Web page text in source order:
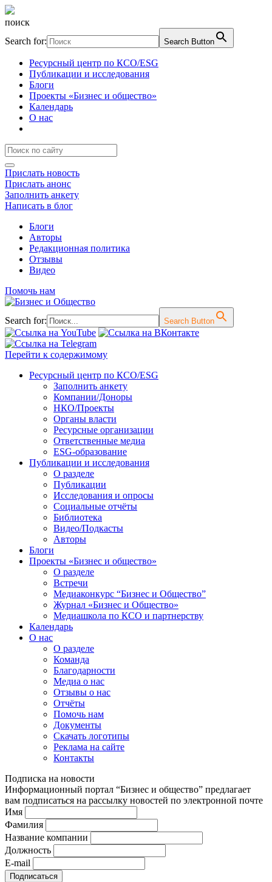
поиск
Search for:
Search Button
Ресурсный центр по КСО/ESG
Публикации и исследования
Блоги
Проекты «Бизнес и общество»
Календарь
О нас
Прислать новость
Прислать анонс
Заполнить анкету
Написать в блог
Блоги
Авторы
Редакционная политика
Отзывы
Видео
Помочь нам
Search for: Search Button
Перейти к содержимому
Ресурсный центр по КСО/ESG
Заполнить анкету
Компании/Доноры
НКО/Проекты
Органы власти
Ресурсные организации
Ответственные медиа
ESG-образование
Публикации и исследования
О разделе
Публикации
Исследования и опросы
Социальные отчёты
Библиотека
Видео/Подкасты
Авторы
Блоги
Проекты «Бизнес и общество»
О разделе
Встречи
Медиаконкурс “Бизнес и Общество”
Журнал «Бизнес и Общество»
Медиашкола по КСО и партнерству
Календарь
О нас
О разделе
Команда
Благодарности
Медиа о нас
Отзывы о нас
Отчёты
Помочь нам
Документы
Скачать логотипы
Реклама на сайте
Контакты
Подписка на новости
Информационный портал “Бизнес и общество” предлагает
вам подписаться на рассылку новостей по электронной почте
Имя
Фамилия
Название компании
Должность
E-mail